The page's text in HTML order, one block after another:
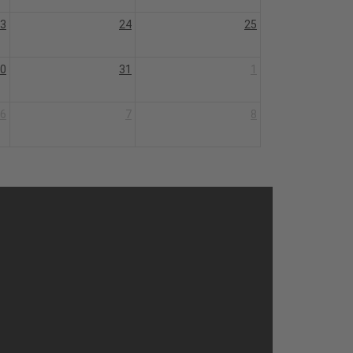
24 25
31